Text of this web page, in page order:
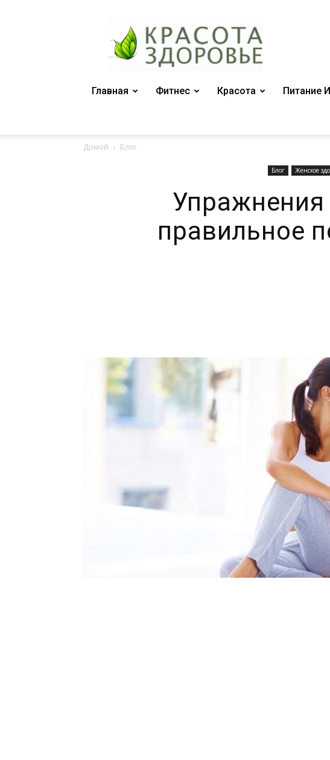
журнал
"Красота
и
Главная
Фитнес Красота Питание
Домой Блог
Блог Женское
правильное